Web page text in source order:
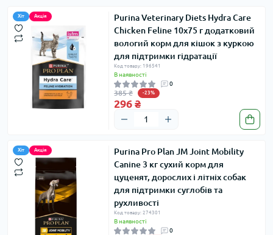
Хіт Акція
Purina Veterinary Diets Hydra Care
Chicken Feline 10х75 г додатковий
вологий корм для кішок з куркою
для підтримки гідратації
Код товару: 196541
В наявності
0
385 ₴ -23%
296 ₴
Хіт Акція
Purina Pro Plan JM Joint Mobility
Canine 3 кг сухий корм для
цуценят, дорослих і літніх собак
для підтримки суглобів та
рухливості
Код товару: 274301
В наявності
0